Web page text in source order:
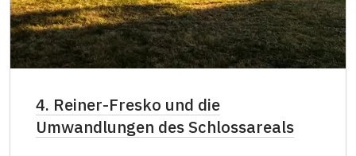
4. Reiner-Fresko und die
Umwandlungen des Schlossareals